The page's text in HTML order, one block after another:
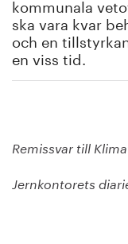
kommunala
ska vara kvar
och en
en viss tid.
Remissvar till
Jernkontorets